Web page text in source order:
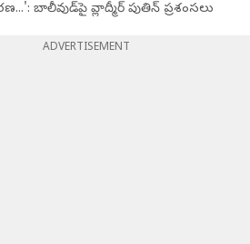
బాలీవుడ్‌పై వ్లాద్మీర్ పుతిన్ ప్రశంసలు
ADVERTISEMENT